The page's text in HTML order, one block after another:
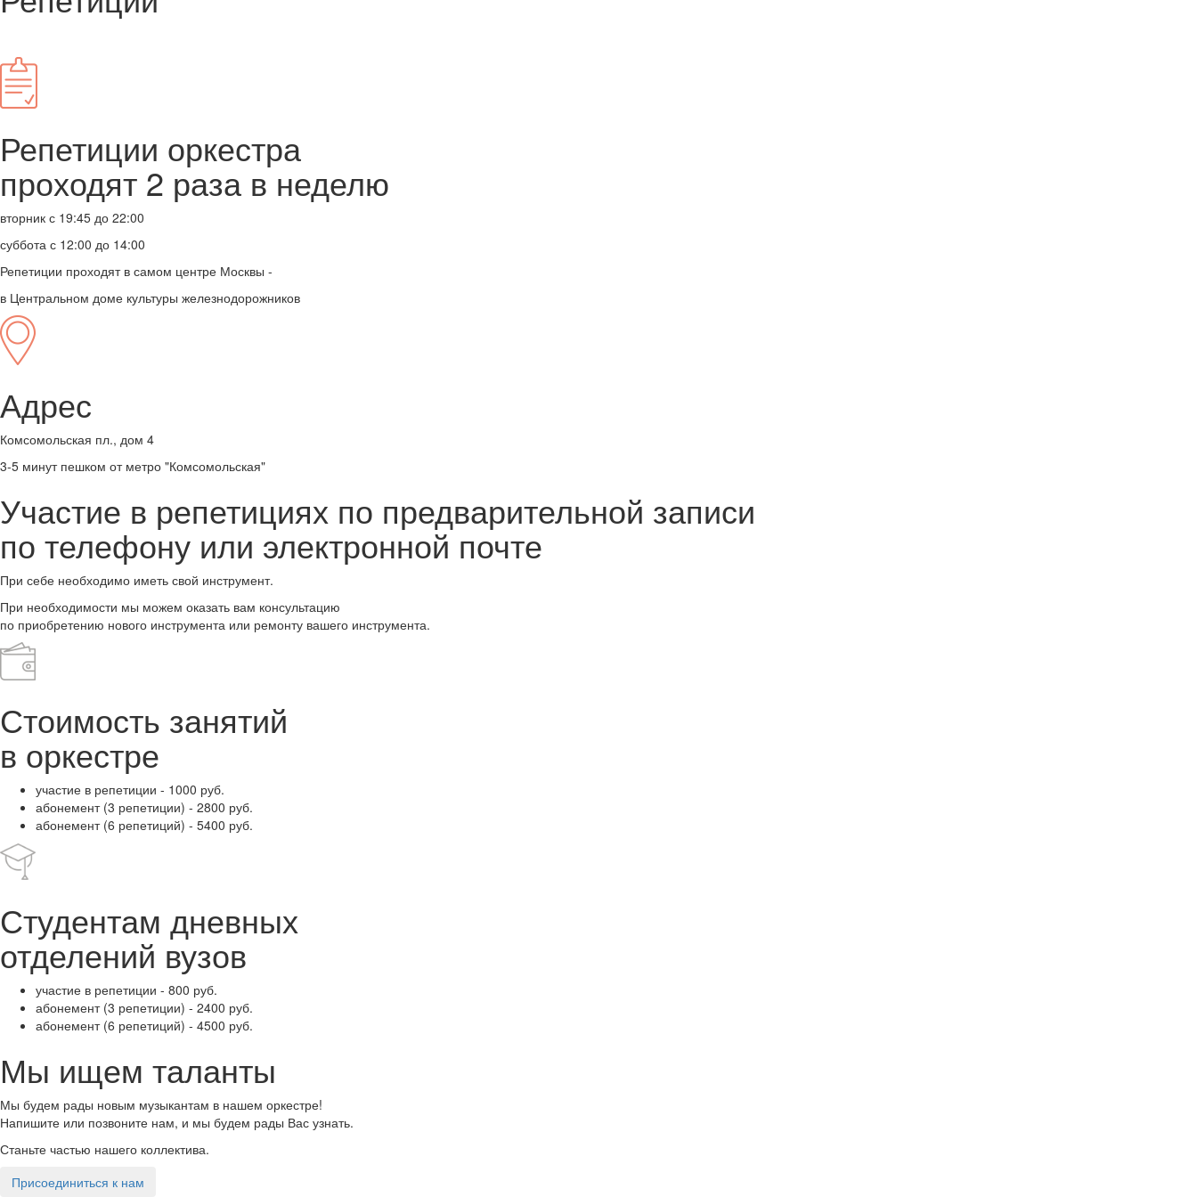
Репетиции оркестра
проходят 2 раза в неделю
вторник с 19:45 до 22:00
суббота с 12:00 до 14:00
Репетиции проходят в самом центре Москвы -
в Центральном доме культуры железнодорожников
Адрес
Комсомольская пл., дом 4
3-5 минут пешком от метро "Комсомольская"
Участие в репетициях по предварительной записи
по телефону или электронной почте
При себе необходимо иметь свой инструмент.
При необходимости мы можем оказать вам консультацию
по приобретению нового инструмента или ремонту вашего инструмента.
Стоимость занятий
в оркестре
участие в репетиции - 1000 руб.
абонемент (3 репетиции) - 2800 руб.
абонемент (6 репетиций) - 5400 руб.
Студентам дневных
отделений вузов
участие в репетиции - 800 руб.
абонемент (3 репетиции) - 2400 руб.
абонемент (6 репетиций) - 4500 руб.
Мы ищем таланты
Мы будем рады новым музыкантам в нашем оркестре!
Напишите или позвоните нам, и мы будем рады Вас узнать.
Станьте частью нашего коллектива.
Присоединиться к нам